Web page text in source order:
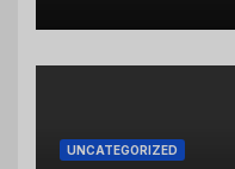
UNCATEGORIZED